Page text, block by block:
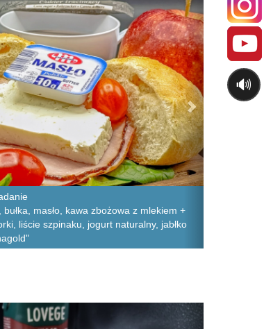
masło, kawa zbożowa z mlekiem +
liście szpinaku, jogurt naturalny, jabłko
Next
🔊